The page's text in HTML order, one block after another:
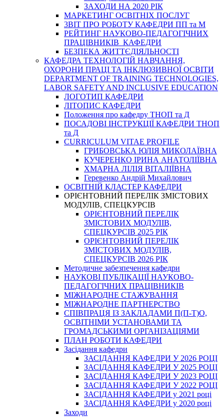
ЗАХОДИ НА 2020 РІК
МАРКЕТИНГ ОСВІТНІХ ПОСЛУГ
3BIT ПРО РОБОТУ КАФЕДРИ ПП та М
РЕЙТИНГ НАУКОВО-ПЕДАГОГІЧНИХ
ПРАЦІВНИКІВ КАФЕДРИ
БЕЗПЕКА ЖИТТЄДІЯЛЬНОСТІ
КАФЕДРА ТЕХНОЛОГІЙ НАВЧАННЯ,
ОХОРОНИ ПРАЦІ ТА ІНКЛЮЗИВНОЇ ОСВІТИ
DEPARTMENT OF TRAINING TECHNOLOGIES,
LABOR SAFETY AND INCLUSIVE EDUCATION
ЛОГОТИП КАФЕДРИ
ЛІТОПИС КАФЕДРИ
Положення про кафедру ТНОП та Д
ПОСАДОВІ ІНСТРУКЦІЇ КАФЕДРИ ТНОП
та Д
CURRICULUM VITAE PROFILE
ГРИБОВСЬКА ЮЛІЯ МИКОЛАЇВНА
КУЧЕРЕНКО ІРИНА АНАТОЛІЇВНА
ХМАРНА ЛІЛІЯ ВІТАЛІЇВНА
Геревенко Андрій Михайлович
ОСВІТНІЙ КЛАСТЕР КАФЕДРИ
ОРІЄНТОВНИЙ ПЕРЕЛІК ЗМІСТОВИХ
МОДУЛІВ, СПЕЦКУРСІВ
ОРІЄНТОВНИЙ ПЕРЕЛІК
ЗМІСТОВИХ МОДУЛІВ,
СПЕЦКУРСІВ 2025 РІК
ОРІЄНТОВНИЙ ПЕРЕЛІК
ЗМІСТОВИХ МОДУЛІВ,
СПЕЦКУРСІВ 2026 РІК
Методичне забезпечення кафедри
НАУКОВІ ПУБЛІКАЦІЇ НАУКОВО-
ПЕДАГОГІЧНИХ ПРАЦІВНИКІВ
МІЖНАРОДНЕ СТАЖУВАННЯ
МІЖНАРОДНЕ ПАРТНЕРСТВО
СПІВПРАЦЯ ІЗ ЗАКЛАДАМИ П(П-Т)О,
ОСВІТНІМИ УСТАНОВАМИ ТА
ГРОМАДСЬКИМИ ОРГАНІЗАЦІЯМИ
ПЛАН РОБОТИ КАФЕДРИ
Засідання кафедри
ЗАСІДАННЯ КАФЕДРИ У 2026 РОЦІ
ЗАСІДАННЯ КАФЕДРИ У 2025 РОЦІ
ЗАСІДАННЯ КАФЕДРИ У 2023 РОЦІ
ЗАСІДАННЯ КАФЕДРИ У 2022 РОЦІ
ЗАСІДАННЯ КАФЕДРИ у 2021 році
ЗАСІДАННЯ КАФЕДРИ у 2020 році
Заходи